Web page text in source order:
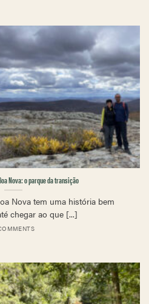
Nova: o parque da transição
Nova tem uma história bem
chegar ao que [...]